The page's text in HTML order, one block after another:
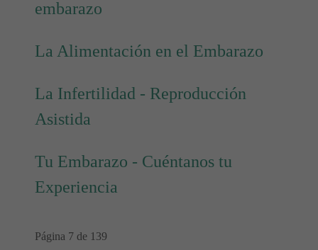
embarazo
La Alimentación en el Embarazo
La Infertilidad - Reproducción
Asistida
Tu Embarazo - Cuéntanos tu
Experiencia
Página 7 de 139